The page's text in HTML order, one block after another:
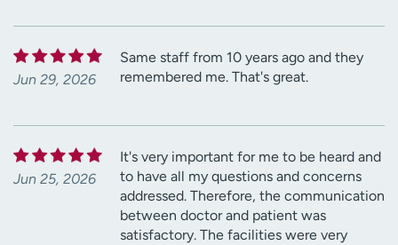
Jun 29, 2026
Same staff from 10 years ago and they
remembered me. That's great.
Jun 25, 2026
It's very important for me to be heard and
to have all my questions and concerns
addressed. Therefore, the communication
between doctor and patient was
satisfactory. The facilities were very